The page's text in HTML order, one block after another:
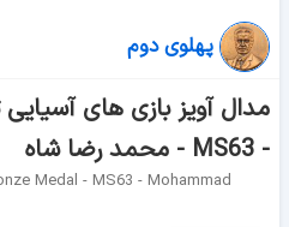
پهلوی دوم
- MS63 - محمد رضا شاه
Medal - MS63 - Mohammad